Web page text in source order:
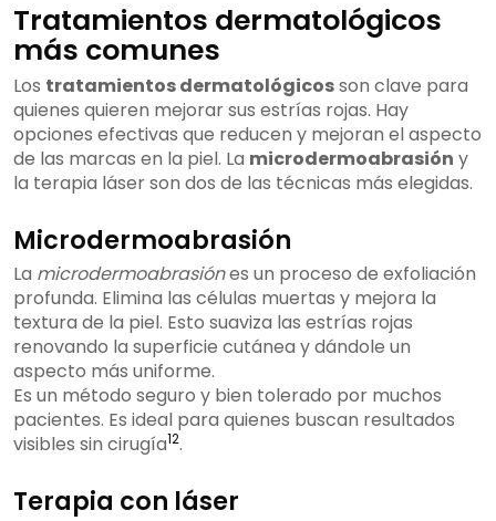
Tratamientos dermatológicos
más comunes
Los tratamientos dermatológicosson clave para
quienes quieren mejorar sus estrías rojas. Hay
opciones efectivas que reducen y mejoran el aspecto
de las marcas en la piel. La microdermoabrasión y
la terapia láser son dos de las técnicas más elegidas.
Microdermoabrasión
La microdermoabrasiónes un proceso de exfoliación
profunda. Elimina las células muertas y mejora la
textura de la piel. Esto suaviza las estrías rojas
renovando la superficie cutánea y dándole un
aspecto más uniforme.
Es un método seguro y bien tolerado por muchos
pacientes. Es ideal para quienes buscan resultados
visibles sin cirugía12.
Terapia con láser